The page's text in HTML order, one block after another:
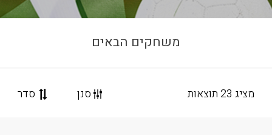
משחקים הבאים
מציג 23 תוצאות סנן סדר